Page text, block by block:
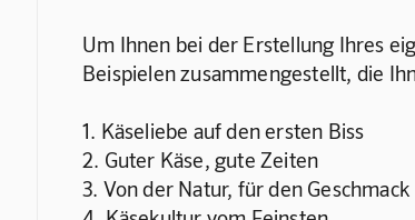
Um Ihnen bei der Erstellung Ihres
Beispielen zusammengestellt, die
1. Käseliebe auf den ersten Biss
2. Guter Käse, gute Zeiten
3. Von der Natur, für den Geschmack